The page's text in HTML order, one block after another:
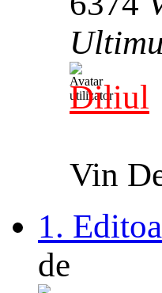
Diliul
Vin
1.
de